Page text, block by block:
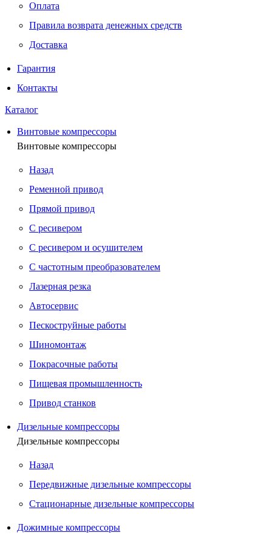
Оплата
Правила возврата денежных средств
Доставка
Гарантия
Контакты
Каталог
Винтовые компрессоры
Винтовые компрессоры
Назад
Ременной привод
Прямой привод
С ресивером
С ресивером и осушителем
С частотным преобразователем
Лазерная резка
Автосервис
Пескоструйные работы
Шиномонтаж
Покрасочные работы
Пищевая промышленность
Привод станков
Дизельные компрессоры
Дизельные компрессоры
Назад
Передвижные дизельные компрессоры
Стационарные дизельные компрессоры
Дожимные компрессоры